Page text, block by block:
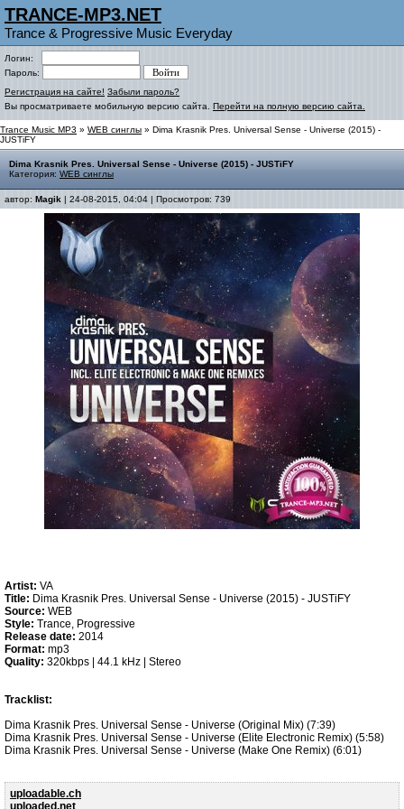
TRANCE-MP3.NET
Trance & Progressive Music Everyday
Логин:
Пароль:
Регистрация на сайте! Забыли пароль?
Вы просматриваете мобильную версию сайта. Перейти на полную версию сайта.
Trance Music MP3 » WEB синглы » Dima Krasnik Pres. Universal Sense - Universe (2015) -
JUSTiFY
Dima Krasnik Pres. Universal Sense - Universe (2015) - JUSTiFY
Категория: WEB синглы
автор: Magik | 24-08-2015, 04:04 | Просмотров: 739
Artist: VA
Title: Dima Krasnik Pres. Universal Sense - Universe (2015) - JUSTiFY
Source: WEB
Style: Trance, Progressive
Release date: 2014
Format: mp3
Quality: 320kbps | 44.1 kHz | Stereo
Tracklist:
Dima Krasnik Pres. Universal Sense - Universe (Original Mix) (7:39)
Dima Krasnik Pres. Universal Sense - Universe (Elite Electronic Remix) (5:58)
Dima Krasnik Pres. Universal Sense - Universe (Make One Remix) (6:01)
uploadable.ch
uploaded.net